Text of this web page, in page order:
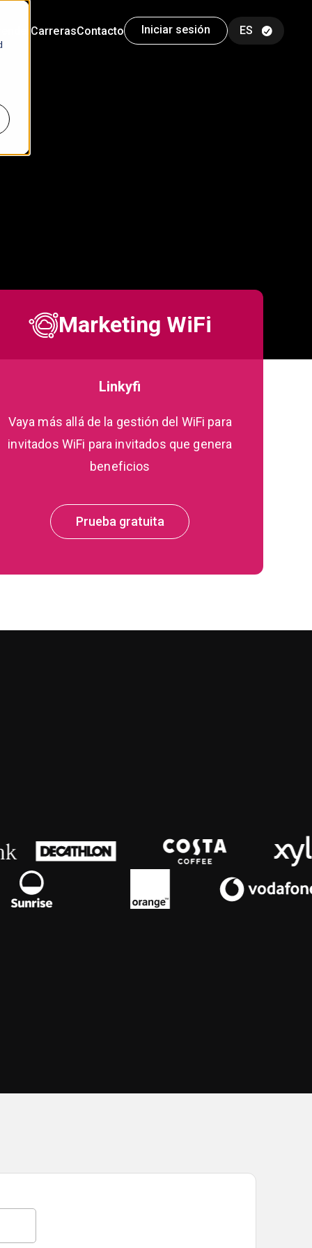
CarrerasContacto Iniciar sesión
Marketing WiFi
Linkyfi
Vaya más allá de la gestión del WiFi para
invitados WiFi para invitados que genera
beneficios
Prueba gratuita